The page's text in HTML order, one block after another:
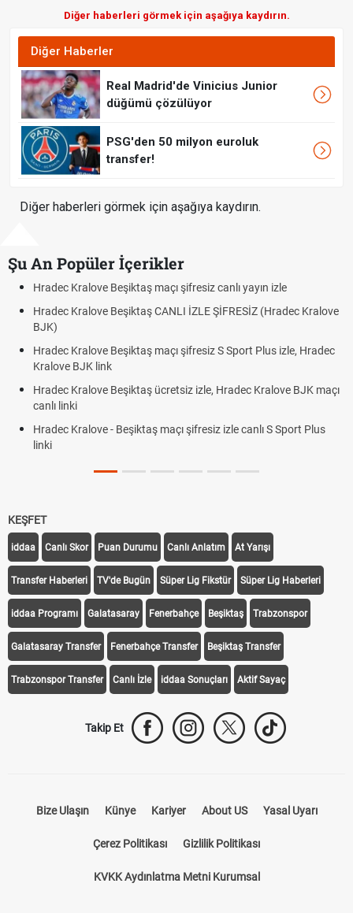
Diğer haberleri görmek için aşağıya kaydırın.
Diğer Haberler
Real Madrid'de Vinicius Junior
düğümü çözülüyor
PSG'den 50 milyon euroluk
transfer!
Diğer haberleri görmek için aşağıya kaydırın.
Şu An Popüler İçerikler
Kralove
izle, Hradec
BJK maçı
Sport Plus
Hradec Kralove - Beşiktaş maçı şifresiz izle canlı
Hradec Kralove Beşiktaş maçı şifresiz tv100 izle,
Trivela Nedir? Trivela Vuruşu Nasıl Yapılır?
Röveşata Nedir? Röveşata Vuruşu Nasıl Yapılır?
Plonjon Nedir? Kalecilikte Plonjon Hareketi Nasıl
KEŞFET
iddaa Canlı Skor Puan Durumu Canlı Anlatım At Yarışı
Transfer Haberleri TV'de Bugün Süper Lig Fikstür Süper Lig Haberleri
iddaa Programı Galatasaray Fenerbahçe Beşiktaş Trabzonspor
Galatasaray Transfer Fenerbahçe Transfer Beşiktaş Transfer
Trabzonspor Transfer Canlı İzle iddaa Sonuçları Aktif Sayaç
Takip Et
Bize Ulaşın Künye Kariyer About US Yasal Uyarı
Çerez Politikası Gizlilik Politikası
KVKK Aydınlatma Metni Kurumsal